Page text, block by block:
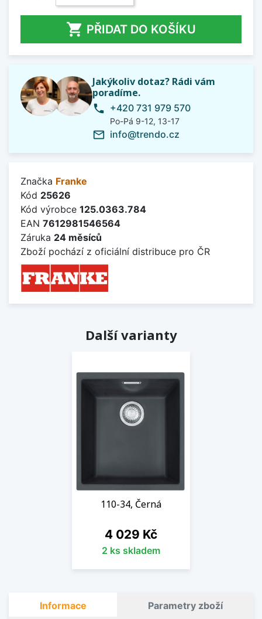
 PŘIDAT DO KOŠÍKU
Jakýkoliv dotaz? Rádi vám
poradíme.
phone +420 731 979 570
Po-Pá 9-12, 13-17
mail_outline info@trendo.cz
Značka Franke
Kód 25626
Kód výrobce 125.0363.784
EAN 7612981546564
Záruka 24 měsíců
Zboží pochází z oficiální distribuce pro ČR
Další varianty
110-34, Černá
Cena
4 029 Kč
2 ks skladem
Informace Parametry zboží